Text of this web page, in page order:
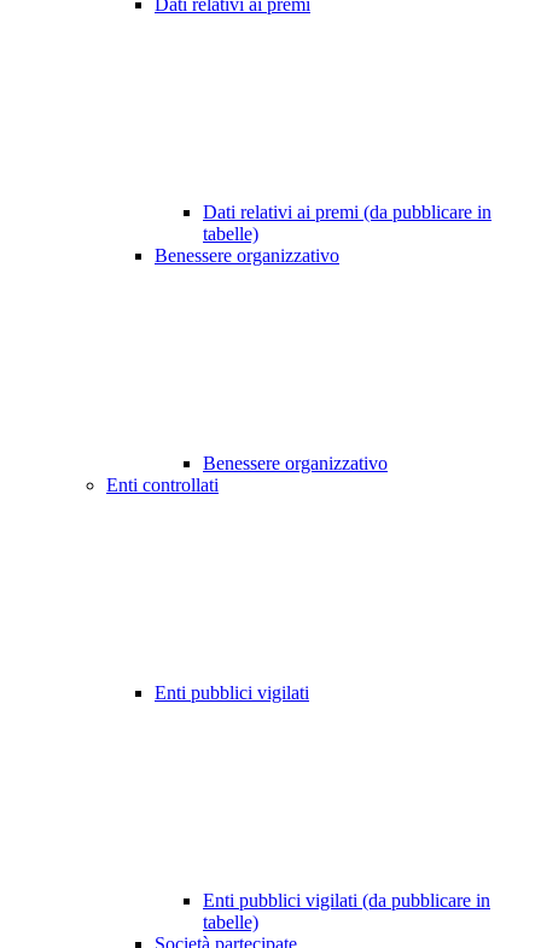
Dati relativi ai premi
Dati relativi ai premi (da pubblicare in
tabelle)
Benessere organizzativo
Benessere organizzativo
Enti controllati
Enti pubblici vigilati
Enti pubblici vigilati (da pubblicare in
tabelle)